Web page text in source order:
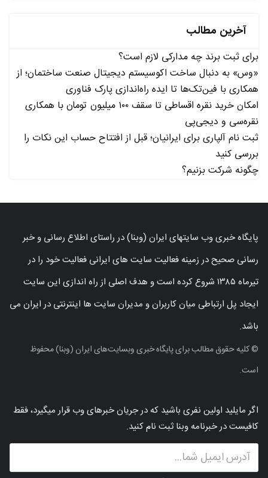
آخرین مطالب
برای ثبت برند چه مدارکی لازم است؟
«وس» به دنبال ساخت اکوسیستم دیجیتال صنعت ساختمان؛ از
همکاری با فین‌تک‌ها تا ایده راه‌اندازی پارک فناوری
امکان خرید نقره اقساطی تا سقف ۱۰۰ میلیون تومان با همکاری
نقره‌سی و دیجی‌پی
ثبت نام آلپاری برای ایرانیان؛ قبل از افتتاح حساب این نکات را
بررسی کنید
چگونه شرکت بزنیم؟
پایگاه خبری وب سایتهای ایران (وبنا) در راستای اطلاع رسانی و خبر
رسانی صحیح در زمینه فعالیت سایت های ایرانی فعالیت خود را در
تیرماه ۱۳۸۵ شروع کرده است و هدف اصلی از راه اندازی این سایت
ایجاد پل ارتباطی میان کاربران و مدیران سایت ها اینترنتی در ایران می
باشد.
© کلیه حقوق مطالب برای پایگاه خبری وبسایت‌های ایران (وبنا) محفوظ
است.
اگر مایلید اولین نفری باشید که در جریان خبرهای وب قرار میگیرد، فقط
کافیست در خبرنامه وبنا ثبت نام کنید.